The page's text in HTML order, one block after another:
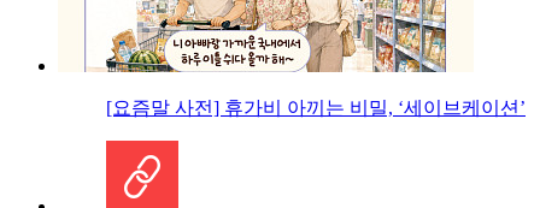
[요즘말 사전] 휴가비 아끼는 비밀, ‘세이브케이션’